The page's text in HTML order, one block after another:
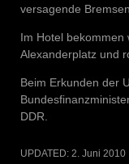
versagende
Im Hotel bekommen
Alexanderplatz und
Beim Erkunden der
DDR.
UPDATED: 2. Juni 2010